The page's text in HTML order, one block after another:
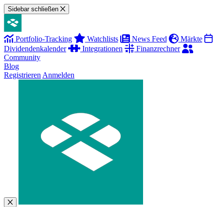
Sidebar schließen
Portfolio-Tracking Watchlists News Feed
Märkte
Dividendenkalender
Integrationen
Finanzrechner
Community
Blog
Registrieren Anmelden